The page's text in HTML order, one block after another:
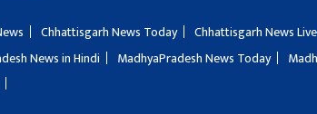
Chhattisgarh News Today Chhattisgarh News Live
News in Hindi MadhyaPradesh News Today